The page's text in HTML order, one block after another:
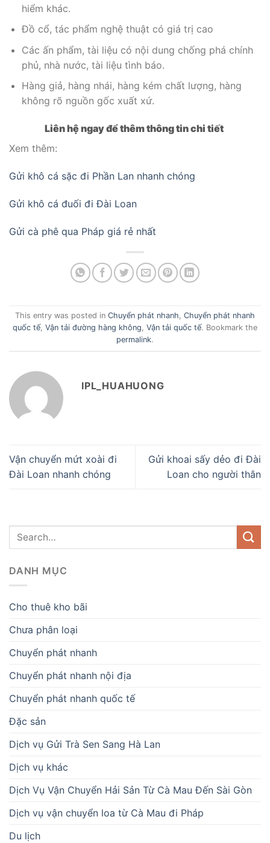
hiểm khác.
Đồ cổ, tác phẩm nghệ thuật có giá trị cao
Các ấn phẩm, tài liệu có nội dung chống phá chính
phủ, nhà nước, tài liệu tình báo.
Hàng giả, hàng nhái, hàng kém chất lượng, hàng
không rõ nguồn gốc xuất xứ.
Liên hệ ngay để thêm thông tin chi tiết
Xem thêm:
Gửi khô cá sặc đi Phần Lan nhanh chóng
Gửi khô cá đuối đi Đài Loan
Gửi cà phê qua Pháp giá rẻ nhất
This entry was posted in Chuyển phát nhanh Chuyển phát nhanh
quốc tế Vận tải đường hàng không Vận tải quốc tế. Bookmark the
permalink.
IPL_HUAHUONG
Vận chuyển mứt xoài đi
Đài Loan nhanh chóng
Gửi khoai sấy dẻo đi Đài
Loan cho người thân
DANH MỤC
Cho thuê kho bãi
Chưa phân loại
Chuyển phát nhanh
Chuyển phát nhanh nội địa
Chuyển phát nhanh quốc tế
Đặc sản
Dịch vụ Gửi Trà Sen Sang Hà Lan
Dịch vụ khác
Dịch Vụ Vận Chuyển Hải Sản Từ Cà Mau Đến Sài Gòn
Dịch vụ vận chuyển loa từ Cà Mau đi Pháp
Du lịch